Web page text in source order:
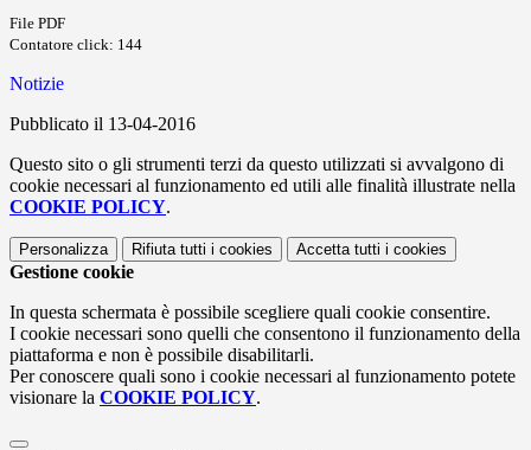
File PDF
Contatore click: 144
Notizie
Pubblicato il 13-04-2016
Questo sito o gli strumenti terzi da questo utilizzati si avvalgono di
cookie necessari al funzionamento ed utili alle finalità illustrate nella
COOKIE POLICY.
Personalizza Rifiuta tutti i cookies Accetta tutti i cookies
Gestione cookie
In questa schermata è possibile scegliere quali cookie consentire.
I cookie necessari sono quelli che consentono il funzionamento della
piattaforma e non è possibile disabilitarli.
Per conoscere quali sono i cookie necessari al funzionamento potete
visionare la COOKIE POLICY.